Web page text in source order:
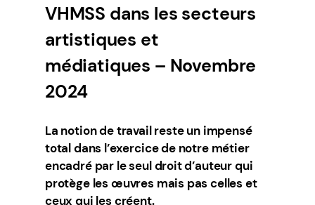
VHMSS dans les secteurs
artistiques et
médiatiques – Novembre
2024
La notion de travail reste un impensé
total dans l’exercice de notre métier
encadré par le seul droit d’auteur qui
protège les œuvres mais pas celles et
ceux qui les créent.